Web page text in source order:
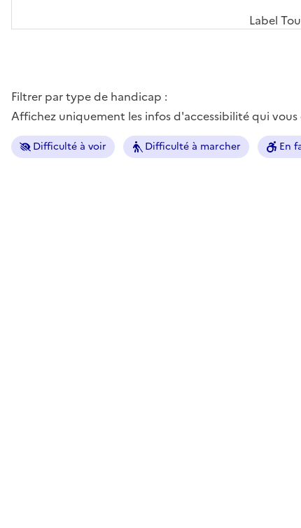
Label
Filtrer par type de handicap :
Affichez uniquement les infos d'accessibilité qui
Difficulté à voir Difficulté à marcher En